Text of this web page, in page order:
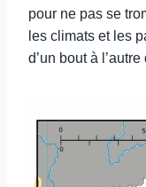
pour ne pas se
les climats et les
d’un bout à